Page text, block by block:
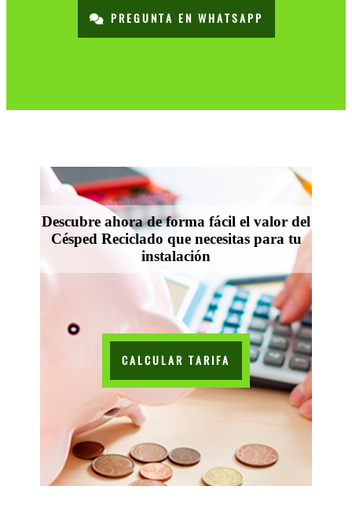
PREGUNTA EN WHATSAPP
Descubre ahora de forma fácil el valor del
Césped Reciclado que necesitas para tu
instalación
CALCULAR TARIFA